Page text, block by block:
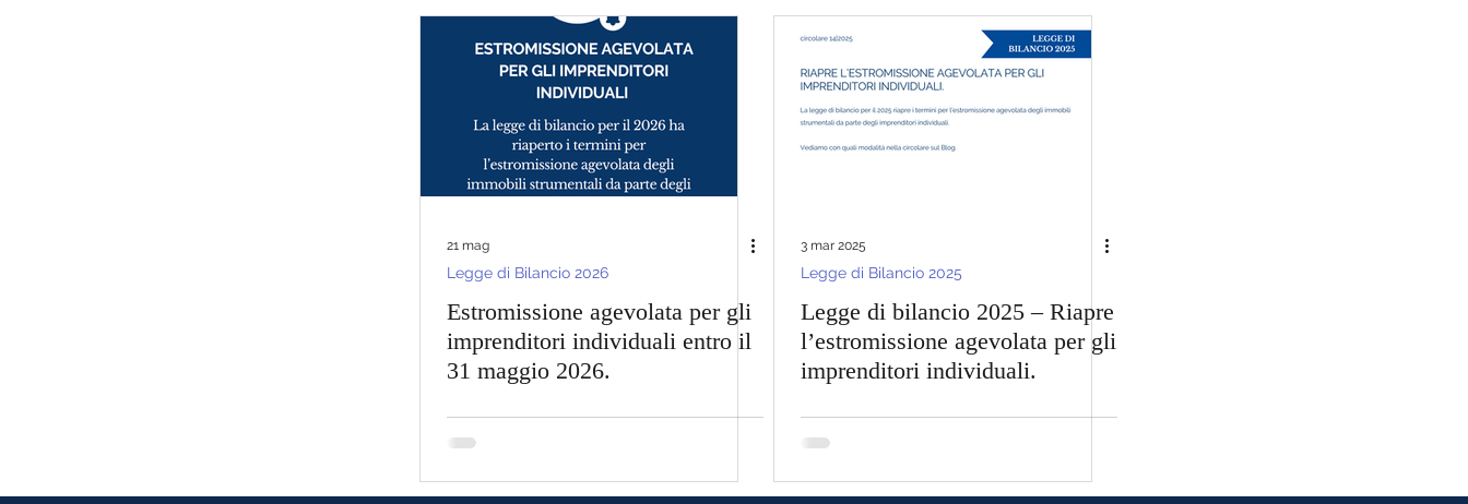
Legge di Bilancio 2025 Novità Fiscali 2025 Bonus Edilizi 2025
Legge Bilancio 2024 Lavora con Noi
21 mag
Legge di Bilancio 2026
Estromissione agevolata per gli
imprenditori individuali entro il
31 maggio 2026.
3 mar 2025
Legge di Bilancio 2025
Legge di bilancio 2025 – Riapre
l’estromissione agevolata per gli
imprenditori individuali.